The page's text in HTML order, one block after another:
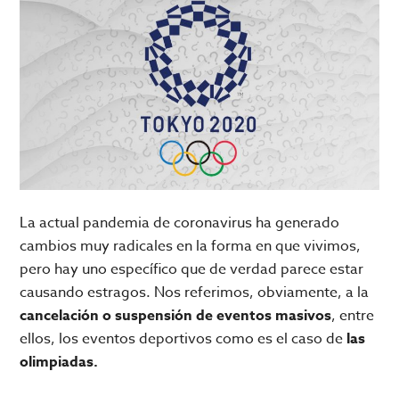
La actual pandemia de coronavirus ha generado
cambios muy radicales en la forma en que vivimos,
pero hay uno específico que de verdad parece estar
causando estragos. Nos referimos, obviamente, a la
cancelación o suspensión de eventos masivos, entre
ellos, los eventos deportivos como es el caso de las
olimpiadas.